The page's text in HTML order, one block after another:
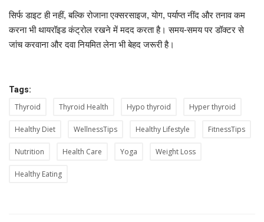
सिर्फ डाइट ही नहीं, बल्कि रोजाना एक्सरसाइज, योग, पर्याप्त नींद और तनाव कम
करना भी थायरॉइड कंट्रोल रखने में मदद करता है। समय-समय पर डॉक्टर से
जांच करवाना और दवा नियमित लेना भी बेहद जरूरी है।
Tags:
Thyroid Thyroid Health Hypo thyroid Hyper thyroid
Healthy Diet WellnessTips Healthy Lifestyle FitnessTips
Nutrition Health Care Yoga Weight Loss
Healthy Eating